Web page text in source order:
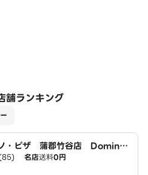
舗ランキング
・ピザ 蒲郡竹谷店 Domin
名店送料0円